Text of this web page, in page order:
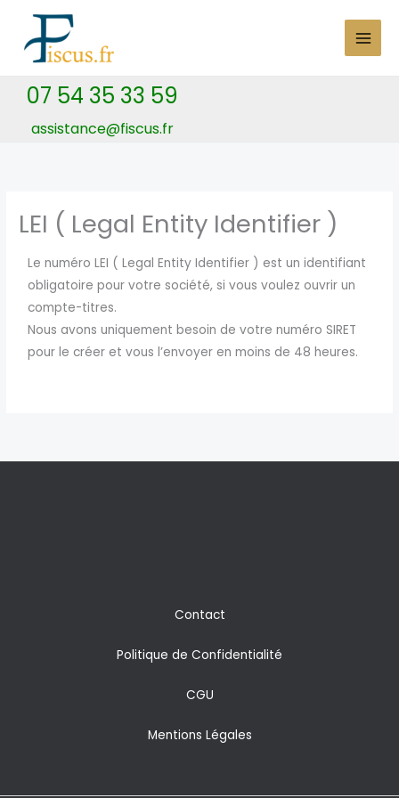
content
07 54 35 33 59
assistance@fiscus.fr
LEI ( Legal Entity Identifier )
Le numéro LEI ( Legal Entity Identifier ) est un identifiant
obligatoire pour votre société, si vous voulez ouvrir un
compte-titres.
Nous avons uniquement besoin de votre numéro SIRET
pour le créer et vous l’envoyer en moins de 48 heures.
Contact
Politique de Confidentialité
CGU
Mentions Légales